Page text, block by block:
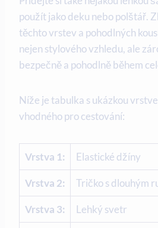
použít jako deku nebo polštář.
těchto vrstev a pohodlných
nejen stylového vzhledu, ale
bezpečně a pohodlně během
Níže je tabulka s ukázkou
vhodného pro cestování:
Vrstva 1: Elastické džíny
Vrstva 2: Tričko s dlouhým
Vrstva 3: Lehký svetr